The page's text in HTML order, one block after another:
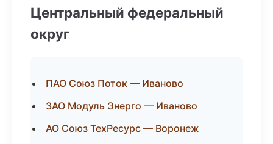
Центральный федеральный
округ
ПАО Союз Поток — Иваново
ЗАО Модуль Энерго — Иваново
АО Союз ТехРесурс — Воронеж